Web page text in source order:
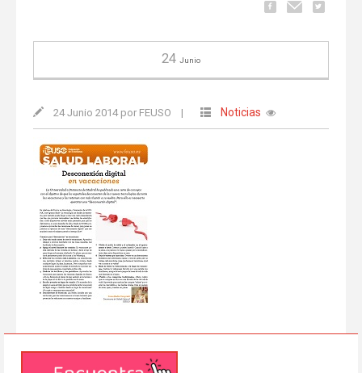
24 Junio
24 Junio 2014 por FEUSO | Noticias